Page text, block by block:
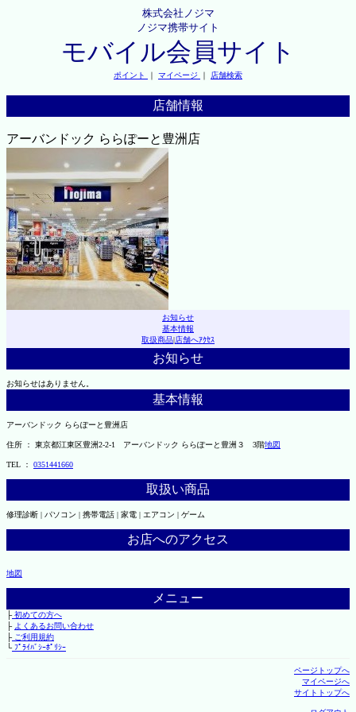
株式会社ノジマ
ノジマ携帯サイト
モバイル会員サイト
ポイント ｜ マイページ ｜ 店舗検索
店舗情報
アーバンドック ららぽーと豊洲店
お知らせ
基本情報
取扱商品|店舗へｱｸｾｽ
お知らせ
お知らせはありません。
基本情報
アーバンドック ららぽーと豊洲店
住所 ： 東京都江東区豊洲2-2-1 アーバンドック ららぽーと豊洲３ 3階地図
TEL ： 0351441660
取扱い商品
修理診断 | パソコン | 携帯電話 | 家電 | エアコン | ゲーム
お店へのアクセス
地図
メニュー
├初めての方へ
├ よくあるお問い合わせ
├ご利用規約
└ﾌﾟﾗｲﾊﾞｼｰﾎﾟﾘｼｰ
ページトップへ
マイページへ
サイトトップへ